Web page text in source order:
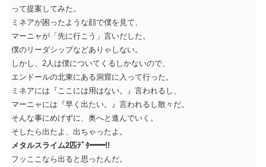
って提案してみた。
ミネアが困ったような顔で僕を見て、
マーニャが「先に行こう」言いだした。
僕のリーダシップなどありゃしない。
しかし、2人は僕についてくるしかないので、
エンドールの北東にある洞窟に入って行った。
ミネアには『ここには用はない。』言われるし、
マーニャには『早く出たい。』言われるし散々だ。
そんな事にめげずに、奥へと進んでいく。
そしたら出たよ、出ちゃったよ。
メタルスライム2匹ﾃﾞﾀ━━!!
フッここなら出ると思ったんだ。